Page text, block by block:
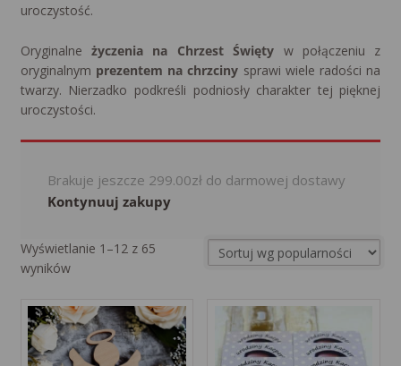
uroczystość.
Oryginalneżyczenia na Chrzest Święty w połączeniu z
oryginalnym prezentem na chrzciny sprawi wiele radości na
twarzy. Nierzadko podkreśli podniosły charakter tej pięknej
uroczystości.
Brakuje jeszcze 299.00złdo darmowej dostawy
Kontynuuj zakupy
Wyświetlanie 1–12 z 65
wynikówSorted
popularity